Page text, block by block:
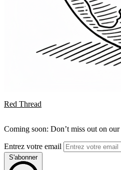
Red Thread
Coming soon: Don’t miss out on
Entrez votre email
S'abonner